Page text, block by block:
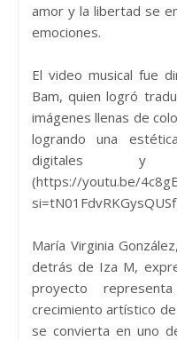
amor y la libertad se
emociones.
El video musical fue
Bam, quien logró
imágenes llenas de
logrando una
digitales y
(https://youtu.be/
María Virginia
detrás de Iza M,
proyecto
crecimiento artístico de
se convierta en uno